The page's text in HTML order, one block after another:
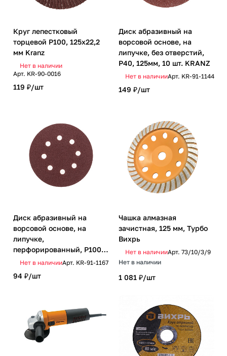
Круг лепестковый
торцевой P100, 125х22,2
мм Kranz
Нет в наличии
Арт. KR-90-0016
119 ₽/шт
Диск абразивный на
ворсовой основе, на
липучке, без отверстий,
P40, 125мм, 10 шт. KRANZ
Нет в наличииАрт. KR-91-1144
149 ₽/шт
Диск абразивный на
ворсовой основе, на
липучке,
перфорированный, P100,
125мм, 10 шт. KRANZ
Нет в наличииАрт. KR-91-1167
94 ₽/шт
Чашка алмазная
зачистная, 125 мм, Турбо
Вихрь
Нет в наличииАрт. 73/10/3/9
Нет в наличии
1 081 ₽/шт